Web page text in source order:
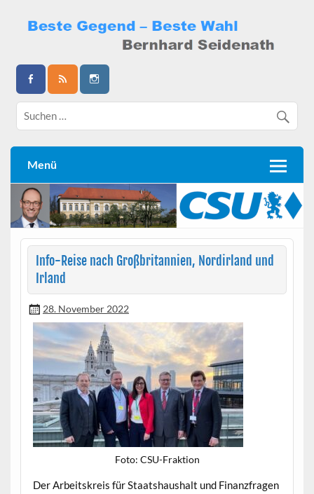
content
Bernhard Seidenath
Menü
Info-Reise nach Großbritannien, Nordirland und
Irland
28. November 2022
Foto: CSU-Frak­tion
Der Arbeit­skreis für Staat­shaushalt und Finanzfra­gen